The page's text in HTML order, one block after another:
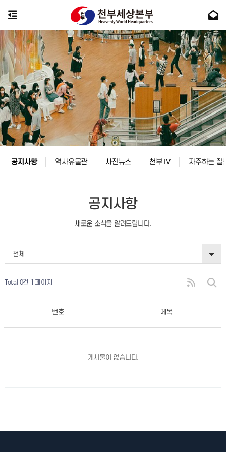
공지사항 역사유물관 사진뉴스 천부TV 자주하는 질
공지사항
새로운 소식을 알려드립니다.
전체
Total 0건 1 페이지
번호 제목
게시물이 없습니다.